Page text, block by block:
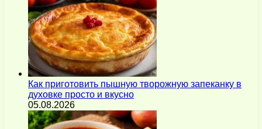
Как приготовить пышную творожную запеканку в
духовке просто и вкусно
05.08.2026